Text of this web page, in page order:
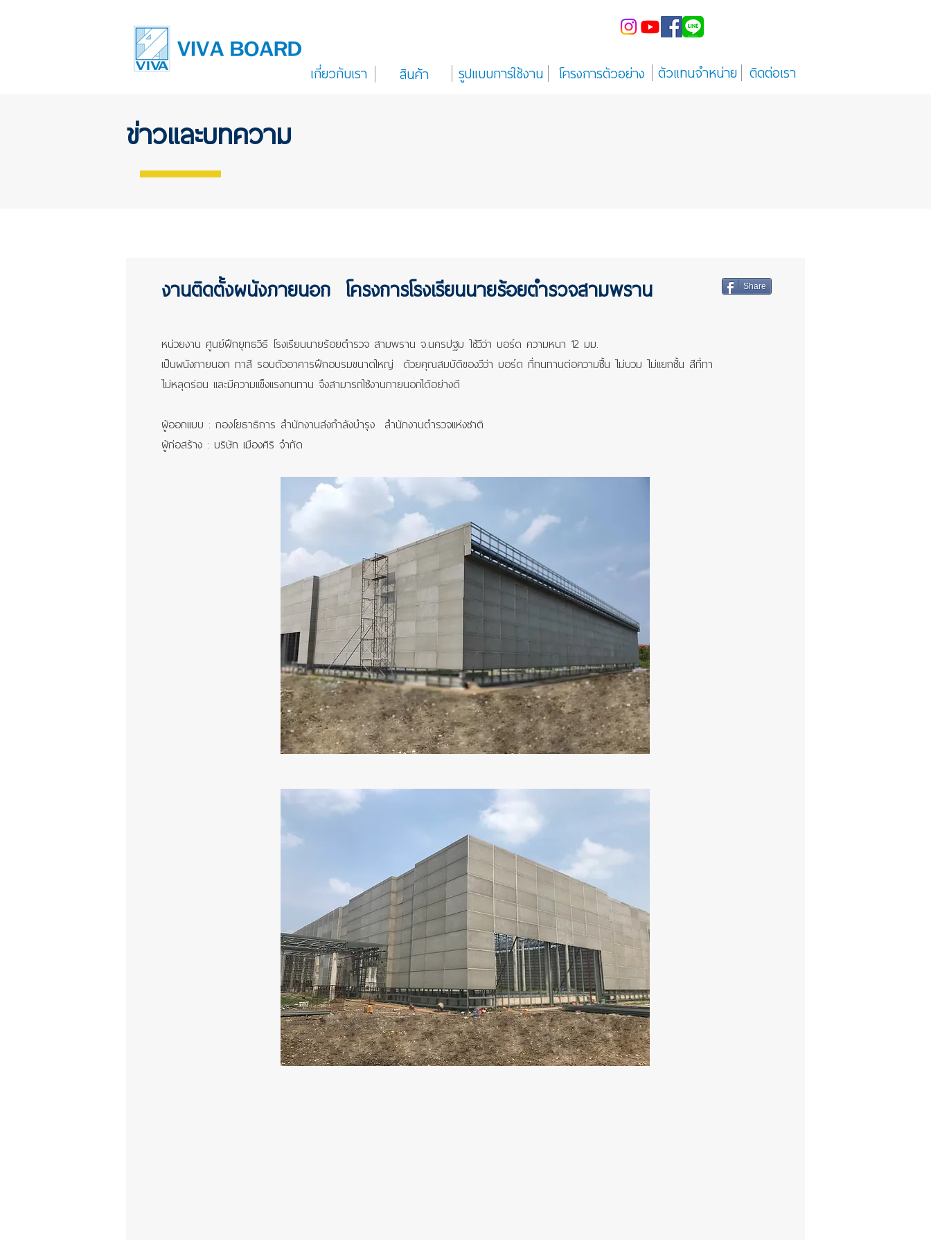
เกี่ยวกับเรา สินค้า รูปแบบการใช้งาน โครงการตัวอย่าง ตัวแทนจำหน่าย ติดต่อเรา
ข่าวและบทความ
งานติดตั้งผนังภายนอก โครงการโรงเรียนนายร้อยตำรวจสามพราน
หน่วยงาน ศูนย์ฝึกยุทธวิธี โรงเรียนนายร้อยตำรวจ สามพราน จ.นครปฐม ใช้วีว่า บอร์ด ความหนา 12 มม.
เป็นผนังภายนอก ทาสี รอบตัวอาคารฝึกอบรมขนาดใหญ่ ด้วยคุณสมบัติของวีว่า บอร์ด ที่ทนทานต่อความชื้น ไม่บวม ไม่แยกชั้น สีที่ทา
ไม่หลุดร่อน และมีความแข็งแรงทนทาน จึงสามารถใช้งานภายนอกได้อย่างดี
ผู้ออกแบบ : กองโยธาธิการ สำนักงานส่งกำลังบำรุง สำนักงานตำรวจแห่งชาติ
ผู้ก่อสร้าง : บริษัท เมืองศิริ จำกัด
Share